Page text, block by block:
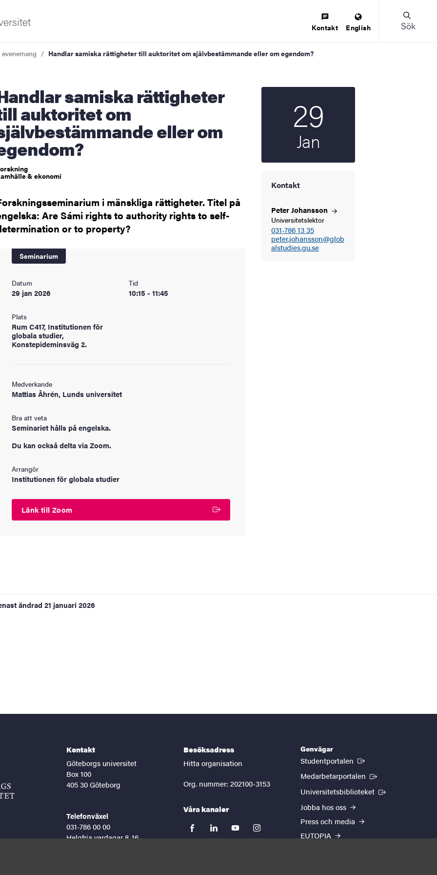
innovation
Kontakt English Sök
Handlar samiska rättigheter till auktoritet om självbestämmande eller om egendom?
auktoritet om
eller om
& ekonomi
i mänskliga rättigheter. Titel på
Are Sámi rights to authority rights to self-
or to property?
Seminarium
Datum
29 jan 2026
Tid
10:15 - 11:45
Plats
Rum C417, Institutionen för
globala studier,
Konstepideminsväg 2.
Medverkande
Mattias Åhrén, Lunds universitet
Bra att veta
Seminariet hålls på engelska.
Du kan också delta via Zoom.
Arrangör
Institutionen för globala studier
Länk till Zoom
29
Jan
Kontakt
PeterJohansson
Universitetslektor
031-786 13 35
peter.johansson@glob
alstudies.gu.se
ändrad 21 januari 2026
Kontakt
Göteborgs universitet
Box 100
405 30 Göteborg
Telefonväxel
031-786 00 00
Helgfria vardagar 8-16
Besöksadress
Hitta organisation
Org. nummer: 202100-3153
Våra kanaler
facebooklinkedinyoutubeinstagram
Genvägar
Studentportalen (Extern länk)
Medarbetarportalen (Extern länk)
Universitetsbiblioteket (Extern länk)
Jobba hos oss
Press och media
EUTOPIA